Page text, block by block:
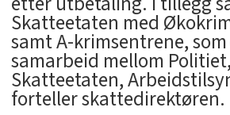
Skatteetaten med
samt A-krimsentrene,
samarbeid mellom Politiet,
Skatteetaten,
forteller skattedirektøren.